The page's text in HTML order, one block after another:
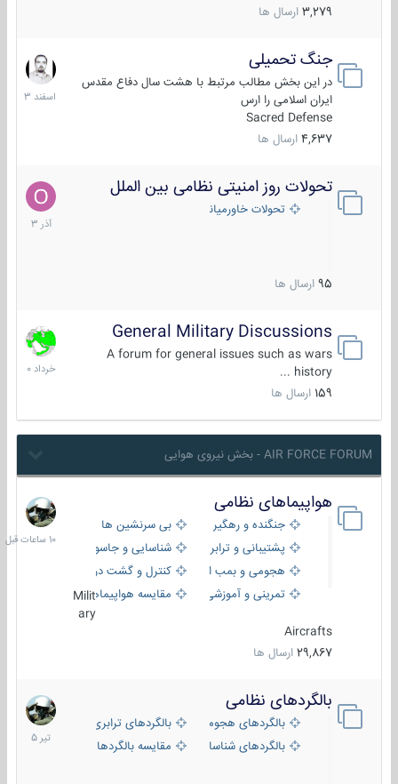
3,279 ارسال ها
جنگ تحمیلی
در این بخش مطالب مرتبط با هشت سال دفاع مقدس
ایران اسلامی را ارس
Sacred Defense
4,637 ارسال ها
20
اسفند
1403
تحولات روز امنیتی نظامی بین الملل
تحولات خاورمیانه
95 ارسال ها
21
آذر
1403
General Military Discussions
A forum for general issues such as wars
history ...
159 ارسال ها
10
خرداد
1400
AIR FORCE FORUM - بخش نیروی هوایی
هواپیماهای نظامی
جنگنده و رهگیر
بی سرنشین ها
پشتیبانی و ترابری
شناسایی و جاسوسی
هجومی و بمب افکن
کنترل و گشت دریایی
تمرینی و آموزشی
مقایسه هواپیماهاMilit
ary
Aircrafts
29,867 ارسال ها
10
ساعات
قبل
بالگردهای نظامی
بالگردهای هجومی
بالگردهای ترابری
بالگردهای شناسایی
مقایسه بالگردها
22
تیر
1405